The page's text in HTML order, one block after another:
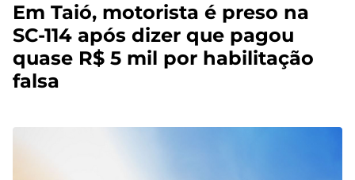
Em Taió, motorista é preso na
SC-114 após dizer que pagou
quase R$ 5 mil por habilitação
falsa